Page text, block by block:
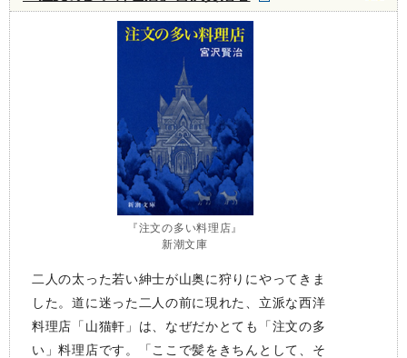
『注文の多い料理店』
新潮文庫
二人の太った若い紳士が山奥に狩りにやってきま
した。道に迷った二人の前に現れた、立派な西洋
料理店「山猫軒」は、なぜだかとても「注文の多
い」料理店です。「ここで髪をきちんとして、そ